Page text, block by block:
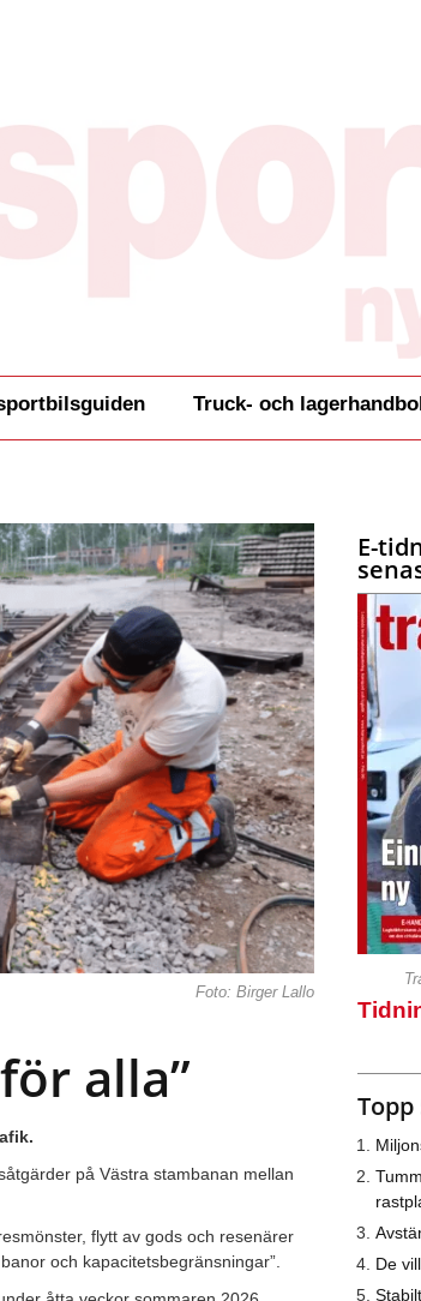
Truck- och
Foto: Birger Lallo
alla”
på Västra stambanan mellan
flytt av gods och resenärer
och kapacitetsbegränsningar”.
E-
De